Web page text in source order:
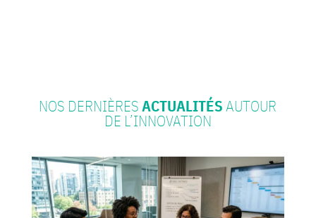
NOS DERNIÈRESACTUALITÉSAUTOUR
DE L’INNOVATION